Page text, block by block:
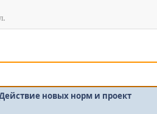
новых норм и проект